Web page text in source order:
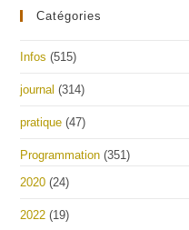
Catégories
Infos (515)
journal (314)
pratique (47)
Programmation (351)
2020 (24)
2022 (19)